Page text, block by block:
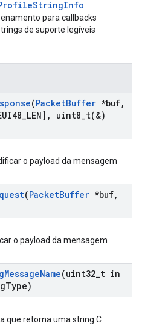
para callbacks
de suporte legíveis
(PacketBuffer *buf,
LEN] , uint8_t(&)
o payload da mensagem
(PacketBuffer *buf,
o payload da mensagem
MessageName(uint32 t in
Type)
que retorna uma string C